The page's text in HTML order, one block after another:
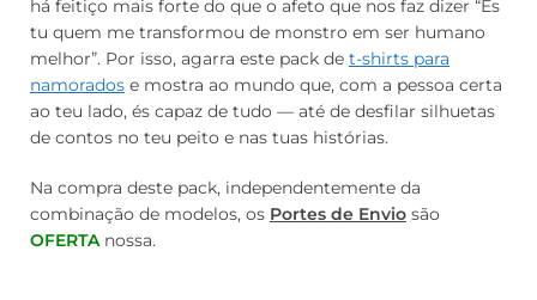
há feitiço mais forte do que o afeto que nos faz dizer “És
tu quem me transformou de monstro em ser humano
melhor”. Por isso, agarra este pack de t-shirts para
namorados e mostra ao mundo que, com a pessoa certa
ao teu lado, és capaz de tudo — até de desfilar silhuetas
de contos no teu peito e nas tuas histórias.
Na compra deste pack, independentemente da
combinação de modelos, os Portes de Envio são
OFERTA nossa.